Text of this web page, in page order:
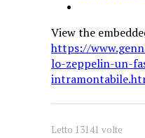
View the
https://
lo-zeppelin-un-
Letto 13141 volte